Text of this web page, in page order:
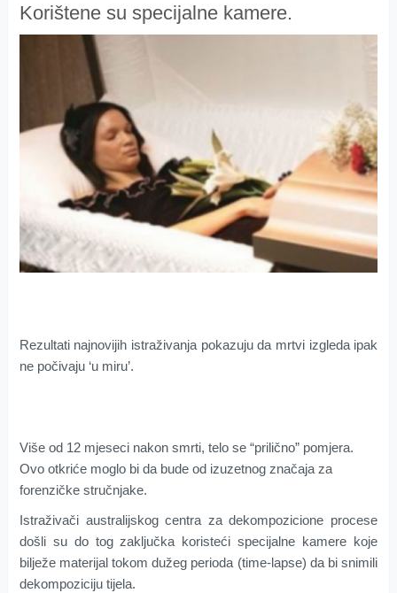
Korištene su specijalne kamere.
Rezultati najnovijih istraživanja pokazuju da mrtvi izgleda ipak
ne počivaju ‘u miru’.
Više od 12 mjeseci nakon smrti, telo se “prilično” pomjera.
Ovo otkriće moglo bi da bude od izuzetnog značaja za
forenzičke stručnjake.
Istraživači australijskog centra za dekompozicione procese
došli su do tog zaključka koristeći specijalne kamere koje
bilježe materijal tokom dužeg perioda (time-lapse) da bi snimili
dekompoziciju tijela.